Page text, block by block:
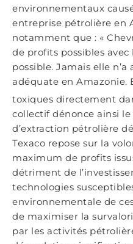
environnementaux
entreprise pétrolière en
notamment que : «
de profits possibles
possible. Jamais elle
adéquate en Amazonie.
toxiques directement
collectif dénonce ainsi
d’extraction pétrolière
Texaco repose sur la
maximum de profits
détriment de
technologies
environnementale de
de maximiser la
par les activités